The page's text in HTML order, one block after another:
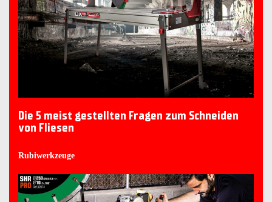
Die 5 meist gestellten Fragen zum Schneiden
von Fliesen
Rubiwerkzeuge